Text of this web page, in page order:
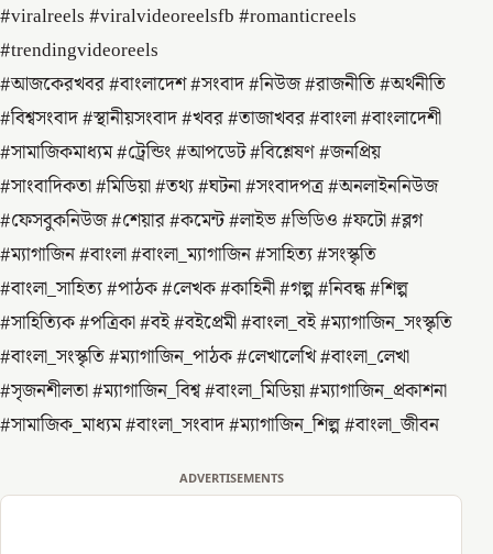
#viralreels #viralvideoreelsfb #romanticreels
#trendingvideoreels
#আজকেরখবর #বাংলাদেশ #সংবাদ #নিউজ #রাজনীতি #অর্থনীতি
#বিশ্বসংবাদ #স্থানীয়সংবাদ #খবর #তাজাখবর #বাংলা #বাংলাদেশী
#সামাজিকমাধ্যম #ট্রেন্ডিং #আপডেট #বিশ্লেষণ #জনপ্রিয়
#সাংবাদিকতা #মিডিয়া #তথ্য #ঘটনা #সংবাদপত্র #অনলাইননিউজ
#ফেসবুকনিউজ #শেয়ার #কমেন্ট #লাইভ #ভিডিও #ফটো #ব্লগ
#ম্যাগাজিন #বাংলা #বাংলা_ম্যাগাজিন #সাহিত্য #সংস্কৃতি
#বাংলা_সাহিত্য #পাঠক #লেখক #কাহিনী #গল্প #নিবন্ধ #শিল্প
#সাহিত্যিক #পত্রিকা #বই #বইপ্রেমী #বাংলা_বই #ম্যাগাজিন_সংস্কৃতি
#বাংলা_সংস্কৃতি #ম্যাগাজিন_পাঠক #লেখালেখি #বাংলা_লেখা
#সৃজনশীলতা #ম্যাগাজিন_বিশ্ব #বাংলা_মিডিয়া #ম্যাগাজিন_প্রকাশনা
#সামাজিক_মাধ্যম #বাংলা_সংবাদ #ম্যাগাজিন_শিল্প #বাংলা_জীবন
ADVERTISEMENTS